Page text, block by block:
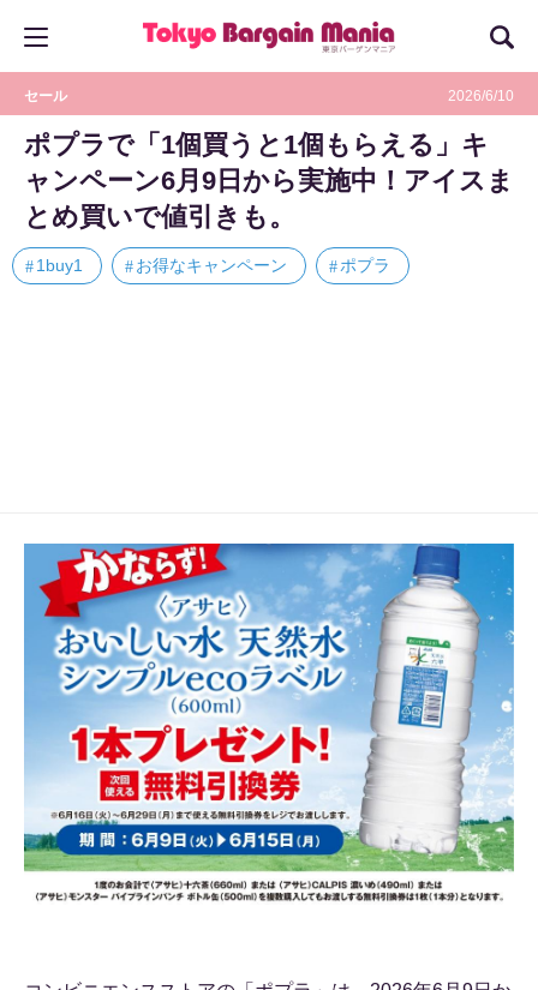
セール 2026/6/10
ポプラで「1個買うと1個もらえる」キ
ャンペーン6月9日から実施中！アイスま
とめ買いで値引きも。
1buy1 お得なキャンペーン ポプラ